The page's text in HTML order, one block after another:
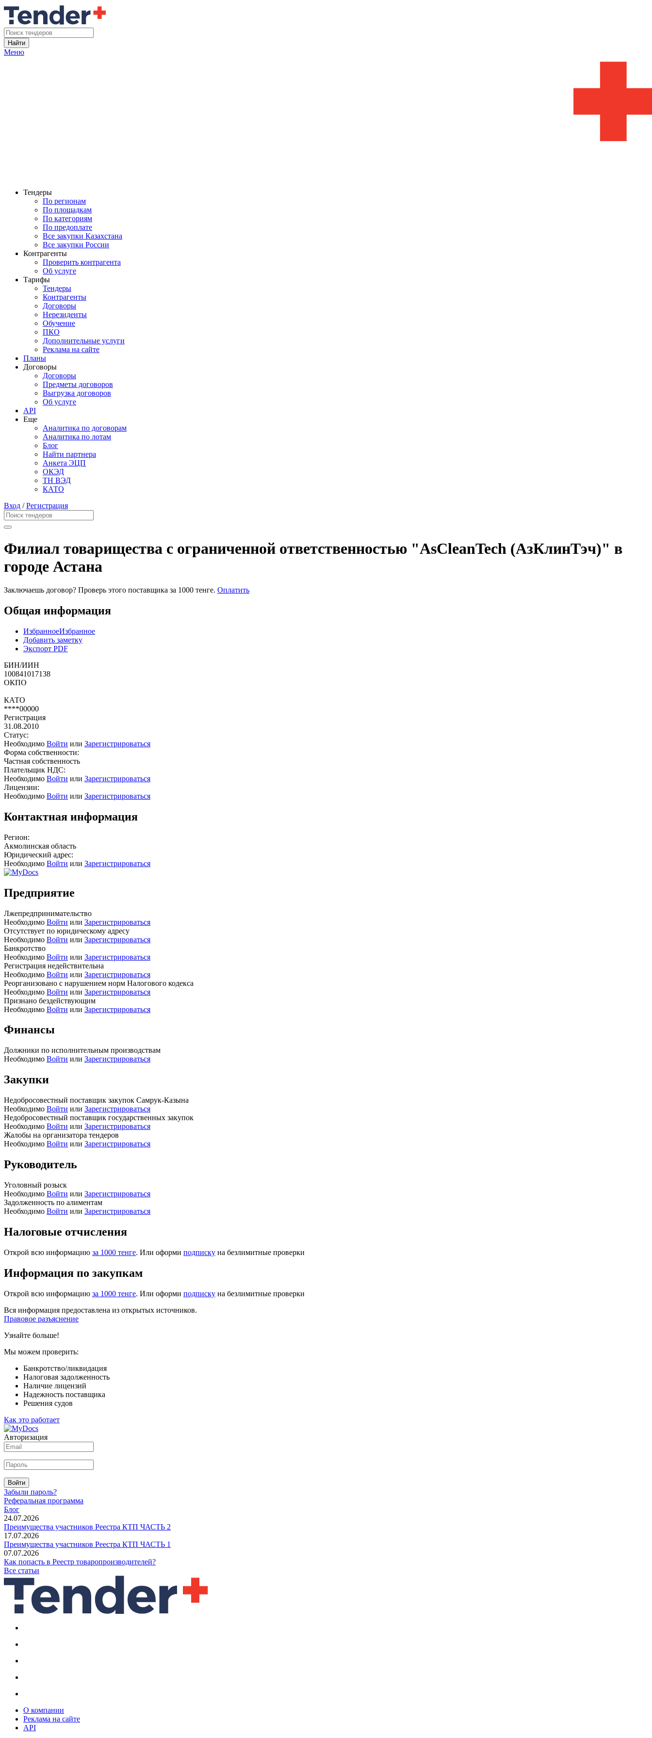
Найти
Меню
Тендеры
По регионам
По площадкам
По категориям
По предоплате
Все закупки Казахстана
Все закупки России
Контрагенты
Проверить контрагента
Об услуге
Тарифы
Тендеры
Контрагенты
Договоры
Нерезиденты
Обучение
ПКО
Дополнительные услуги
Реклама на сайте
Планы
Договоры
Договоры
Предметы договоров
Выгрузка договоров
Об услуге
API
Еще
Аналитика по договорам
Аналитика по лотам
Блог
Найти партнера
Анкета ЭЦП
ОКЭД
ТН ВЭД
КАТО
Вход /Регистрация
Филиал товарищества с ограниченной ответственностью "AsCleanTech (АзКлинТэч)" в
городе Астана
Заключаешь договор? Проверь этого поставщика за 1000 тенге. Оплатить
Общая информация
ИзбранноеИзбранное
Добавить заметку
Экспорт PDF
БИН/ИИН
100841017138
ОКПО
КАТО
****00000
Регистрация
31.08.2010
Статус:
Необходимо Войти или Зарегистрироваться
Форма собственности:
Частная собственность
Плательщик НДС:
Необходимо Войти или Зарегистрироваться
Лицензии:
Необходимо Войти или Зарегистрироваться
Контактная информация
Регион:
Акмолинская область
Юридический адрес:
Необходимо Войти или Зарегистрироваться
Предприятие
Лжепредпринимательство
Необходимо Войти или Зарегистрироваться
Отсутствует по юридическому адресу
Необходимо Войти или Зарегистрироваться
Банкротство
Необходимо Войти или Зарегистрироваться
Регистрация недействительна
Необходимо Войти или Зарегистрироваться
Реорганизовано с нарушением норм Налогового кодекса
Необходимо Войти или Зарегистрироваться
Признано бездействующим
Необходимо Войти или Зарегистрироваться
Финансы
Должники по исполнительным производствам
Необходимо Войти или Зарегистрироваться
Закупки
Недобросовестный поставщик закупок Самрук-Казына
Необходимо Войти или Зарегистрироваться
Недобросовестный поставщик государственных закупок
Необходимо Войти или Зарегистрироваться
Жалобы на организатора тендеров
Необходимо Войти или Зарегистрироваться
Руководитель
Уголовный розыск
Необходимо Войти или Зарегистрироваться
Задолженность по алиментам
Необходимо Войти или Зарегистрироваться
Налоговые отчисления
Открой всю информацию за 1000 тенге. Или оформи подписку на безлимитные проверки
Информация по закупкам
Открой всю информацию за 1000 тенге. Или оформи подписку на безлимитные проверки
Вся информация предоставлена из открытых источников.
Правовое разъяснение
Узнайте больше!
Мы можем проверить:
Банкротство/ликвидация
Налоговая задолженность
Наличие лицензий
Надежность поставщика
Решения судов
Как это работает
Авторизация
Войти
Забыли пароль?
Реферальная программа
Блог
24.07.2026
Преимущества участников Реестра КТП ЧАСТЬ 2
17.07.2026
Преимущества участников Реестра КТП ЧАСТЬ 1
07.07.2026
Как попасть в Реестр товаропроизводителей?
Все статьи
О компании
Реклама на сайте
API